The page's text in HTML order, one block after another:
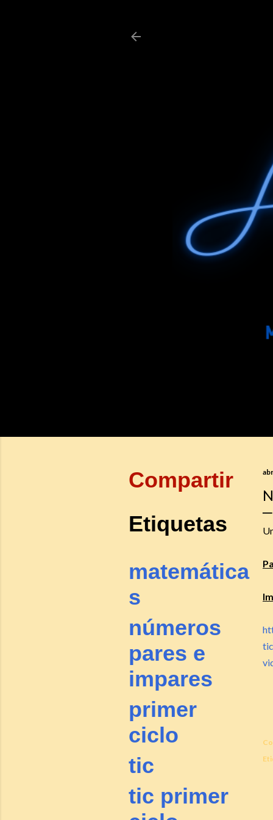
Compartir
Etiquetas
matemática
s
números
pares e
impares
primer
ciclo
tic
tic primer